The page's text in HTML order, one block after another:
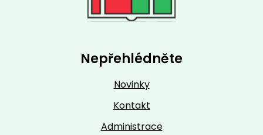
Nepřehlédněte
Novinky
Kontakt
Administrace